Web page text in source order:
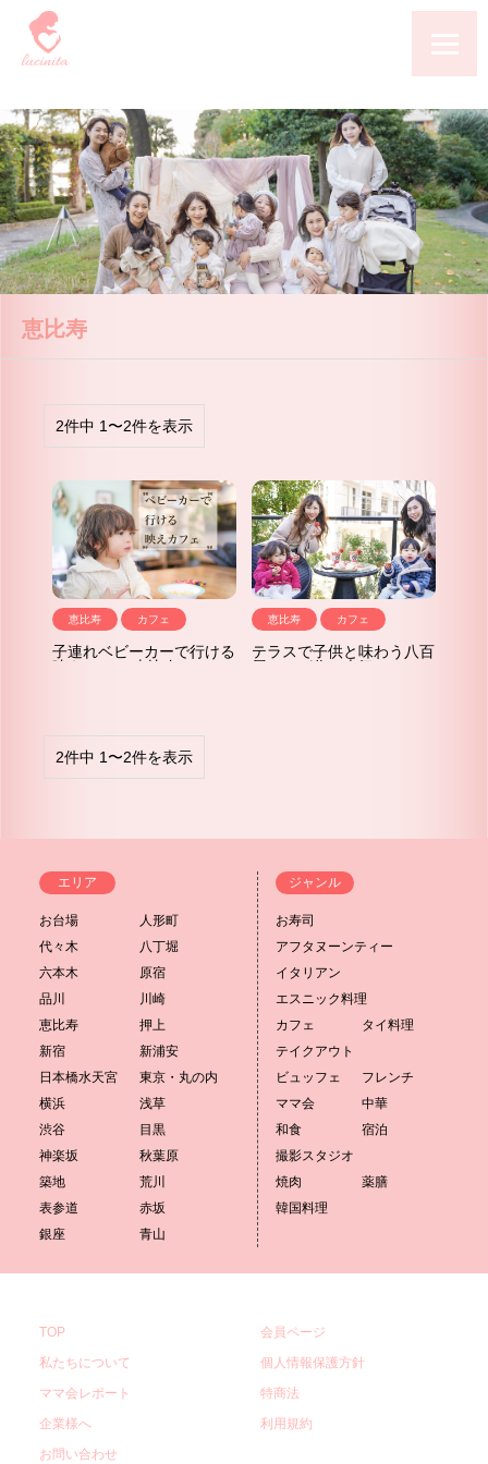
恵比寿
2件中 1〜2件を表示
恵比寿 カフェ
子連れベビーカーで行ける
映えカフェ|恵比寿カフェ
恵比寿 カフェ
テラスで子供と味わう八百
屋さんが作る本気のフルー
2件中 1〜2件を表示
エリア
お台場
人形町
代々木
八丁堀
六本木
原宿
品川
川崎
恵比寿
押上
新宿
新浦安
日本橋水天宮
東京・丸の内
横浜
浅草
渋谷
目黒
神楽坂
秋葉原
築地
荒川
表参道
赤坂
銀座
青山
ジャンル
お寿司
アフタヌーンティー
イタリアン
エスニック料理
カフェ
タイ料理
テイクアウト
ビュッフェ
フレンチ
ママ会
中華
和食
宿泊
撮影スタジオ
焼肉
薬膳
韓国料理
TOP
私たちについて
ママ会レポート
企業様へ
お問い合わせ
会員ページ
個人情報保護方針
特商法
利用規約